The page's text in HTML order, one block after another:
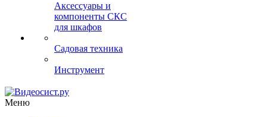
Аксессуары и
компоненты СКС
для шкафов
Садовая техника
Инструмент
Меню